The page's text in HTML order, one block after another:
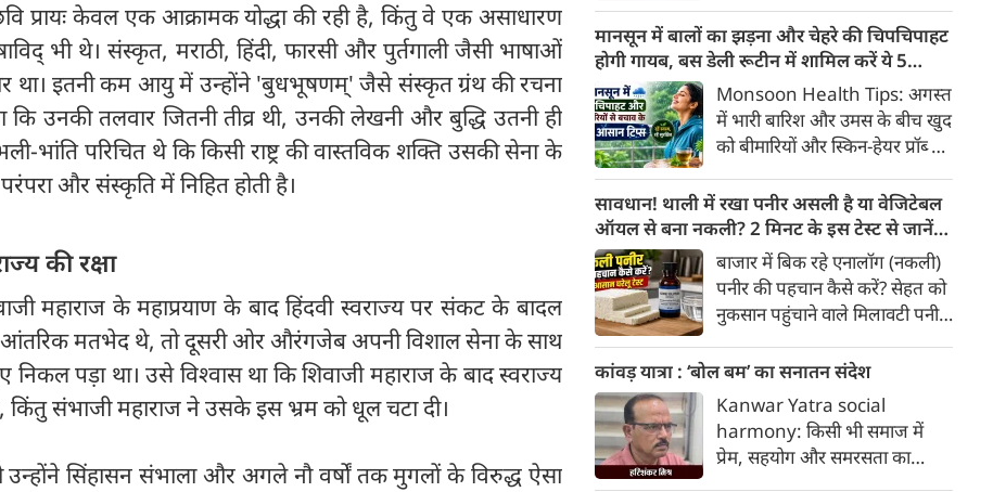
प्रायः केवल एक आक्रामक योद्धा की रही है, किंतु वे एक असाधारण
भी थे। संस्कृत, मराठी, हिंदी, फारसी और पुर्तगाली जैसी भाषाओं
था। इतनी कम आयु में उन्होंने 'बुधभूषणम्' जैसे संस्कृत ग्रंथ की रचना
कि उनकी तलवार जितनी तीव्र थी, उनकी लेखनी और बुद्धि उतनी ही
भांति परिचित थे कि किसी राष्ट्र की वास्तविक शक्ति उसकी सेना के
और संस्कृति में निहित होती है।
की रक्षा
महाराज के महाप्रयाण के बाद हिंदवी स्वराज्य पर संकट के बादल
मतभेद थे, तो दूसरी ओर औरंगजेब अपनी विशाल सेना के साथ
निकल पड़ा था। उसे विश्वास था कि शिवाजी महाराज के बाद स्वराज्य
किंतु संभाजी महाराज ने उसके इस भ्रम को धूल चटा दी।
सिंहासन संभाला और अगले नौ वर्षों तक मुगलों के विरुद्ध ऐसा
अनुसार, लाल, नीले और बैंगनी रंग के
खाद्य पदार्थों में पाए जाने वाले
प्राकृतिक बायोएक्टिव तत्व
'एंथोसायनिन' का अधिक सेवन स्वस्थ
व्यक्तियों में हृदय और मेटाबॉलिक
स्वास्थ्य को बेहतर बनाने में मददगार
साबित हो सकता है।
मानसून में बालों का झड़ना और चेहरे की चिपचिपाहट
होगी गायब, बस डेली रूटीन में शामिल करें ये 5
लाइफस्टाइल टिप्सMonsoon Health Tips: अगस्त
में भारी बारिश और उमस के बीच खुद
को बीमारियों और स्किन-हेयर प्रॉब्लम
बताएं 5 बेस्ट मानसून लाइफस्टाइल
हैक्स।
सावधान! थाली में रखा पनीर असली है या वेजिटेबल
ऑयल से बना नकली? 2 मिनट के इस टेस्ट से जानें
सच्चाई
बाजार में बिक रहे एनालॉग (नकली)
पनीर की पहचान कैसे करें? सेहत को
नुकसान पहुंचाने वाले मिलावटी पनीर
यहां जानें।
कांवड़ यात्रा : ‘बोल बम’ का सनातन संदेश
Kanwar Yatra social
harmony: किसी भी समाज में
प्रेम, सहयोग और समरसता का